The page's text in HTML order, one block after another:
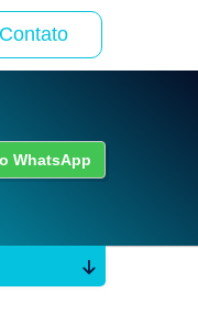
Contato
WhatsApp